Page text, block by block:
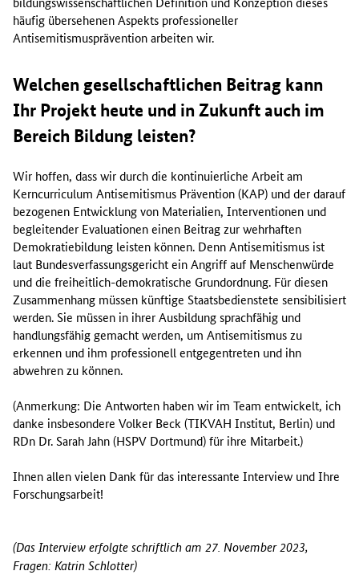
häufig übersehenen Aspekts professioneller
Antisemitismusprävention arbeiten wir.
Welchen gesellschaftlichen Beitrag kann
Ihr Projekt heute und in Zukunft auch im
Bereich Bildung leisten?
Wir hoffen, dass wir durch die kontinuierliche Arbeit am
Kerncurriculum Antisemitismus Prävention (KAP) und der darauf
bezogenen Entwicklung von Materialien, Interventionen und
begleitender Evaluationen einen Beitrag zur wehrhaften
Demokratiebildung leisten können. Denn Antisemitismus ist
laut Bundesverfassungsgericht ein Angriff auf Menschenwürde
und die freiheitlich-demokratische Grundordnung. Für diesen
Zusammenhang müssen künftige Staatsbedienstete sensibilisiert
werden. Sie müssen in ihrer Ausbildung sprachfähig und
handlungsfähig gemacht werden, um Antisemitismus zu
erkennen und ihm professionell entgegentreten und ihn
abwehren zu können.
(Anmerkung: Die Antworten haben wir im Team entwickelt, ich
danke insbesondere Volker Beck (TIKVAH Institut, Berlin) und
RDn Dr. Sarah Jahn (HSPV Dortmund) für ihre Mitarbeit.)
Ihnen allen vielen Dank für das interessante Interview und Ihre
Forschungsarbeit!
(Das Interview erfolgte schriftlich am 27. November 2023,
Fragen: Katrin Schlotter)